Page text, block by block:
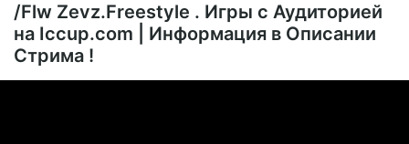
/Flw Zevz.Freestyle . Игры с Аудиторией
на Iccup.com | Информация в Описании
Стрима !